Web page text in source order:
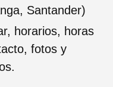
Santander)
horarios, horas
fotos y